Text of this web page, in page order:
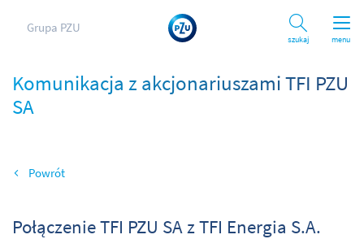
menu
Grupa PZU
Szukaj
Komunikacja z akcjonariuszami TFI PZU
SA
Wróć
Połączenie TFI PZU SA z TFI Energia S.A.